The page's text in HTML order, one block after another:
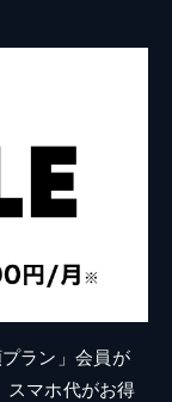
ラン」会員が
スマホ代がお得